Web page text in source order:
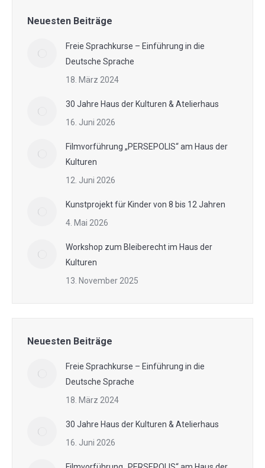
Neuesten Beiträge
Freie Sprachkurse – Einführung in die
Deutsche Sprache
18. März 2024
30 Jahre Haus der Kulturen & Atelierhaus
16. Juni 2026
Filmvorführung „PERSEPOLIS“ am Haus der
Kulturen
12. Juni 2026
Kunstprojekt für Kinder von 8 bis 12 Jahren
4. Mai 2026
Workshop zum Bleiberecht im Haus der
Kulturen
13. November 2025
Neuesten Beiträge
Freie Sprachkurse – Einführung in die
Deutsche Sprache
18. März 2024
30 Jahre Haus der Kulturen & Atelierhaus
16. Juni 2026